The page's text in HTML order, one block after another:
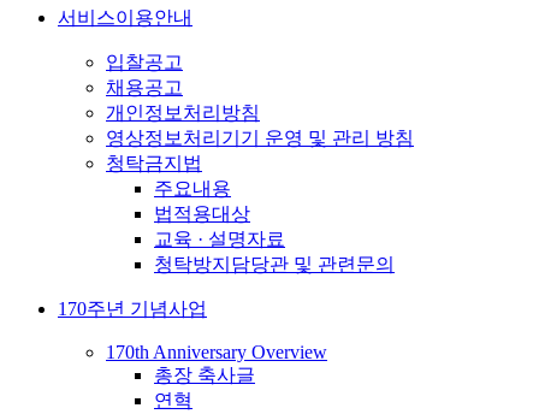
서비스이용안내
입찰공고
채용공고
개인정보처리방침
영상정보처리기기 운영 및 관리 방침
청탁금지법
주요내용
법적용대상
교육 · 설명자료
청탁방지담당관 및 관련문의
170주년 기념사업
170th Anniversary Overview
총장 축사글
연혁